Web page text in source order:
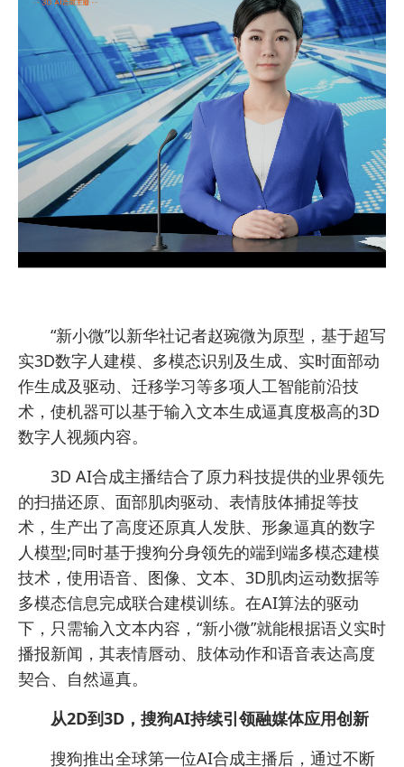
“新小微”以新华社记者赵琬微为原型，基于超写
实3D数字人建模、多模态识别及生成、实时面部动
作生成及驱动、迁移学习等多项人工智能前沿技
术，使机器可以基于输入文本生成逼真度极高的3D
数字人视频内容。
3D AI合成主播结合了原力科技提供的业界领先
的扫描还原、面部肌肉驱动、表情肢体捕捉等技
术，生产出了高度还原真人发肤、形象逼真的数字
人模型;同时基于搜狗分身领先的端到端多模态建模
技术，使用语音、图像、文本、3D肌肉运动数据等
多模态信息完成联合建模训练。在AI算法的驱动
下，只需输入文本内容，“新小微”就能根据语义实时
播报新闻，其表情唇动、肢体动作和语音表达高度
契合、自然逼真。
从2D到3D，搜狗AI持续引领融媒体应用创新
搜狗推出全球第一位AI合成主播后，通过不断